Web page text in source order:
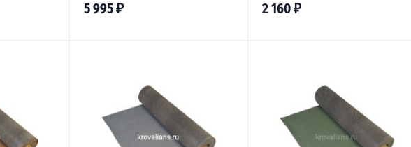
5 995₽ 2 160₽